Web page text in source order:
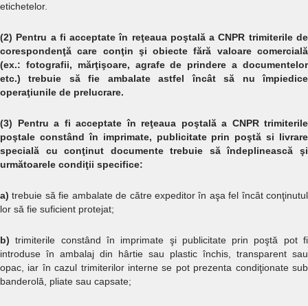
etichetelor.
(2) Pentru a fi acceptate în reţeaua poştală a CNPR trimiterile de
corespondenţă care conţin şi obiecte fără valoare comercială
(ex.: fotografii, mărţişoare, agrafe de prindere a documentelor
etc.) trebuie să fie ambalate astfel încât să nu împiedice
operaţiunile de prelucrare.
(3) Pentru a fi acceptate în reţeaua poştală a CNPR trimiterile
poştale constând în imprimate, publicitate prin poştă si livrare
specială cu conţinut documente trebuie să îndeplinească şi
următoarele condiţii specifice:
a) trebuie să fie ambalate de către expeditor în aşa fel încât conţinutul
lor să fie suficient protejat;
b)trimiterile constând în imprimate şi publicitate prin poştă pot fi
introduse în ambalaj din hârtie sau plastic închis, transparent sau
opac, iar în cazul trimiterilor interne se pot prezenta condiţionate sub
banderolă, pliate sau capsate;